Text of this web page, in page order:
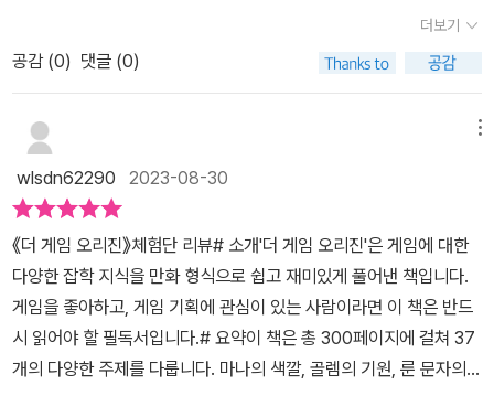
부 내용이 눈에 띔2. 회차를 그냥 죽 이어서 내놓다보니 직업-몬스
터-재료-직업-몬스터 등으로 주제가 일정치 않게 묶인 편집오랜만에
웹소설 웹툰, 웹코믹 등이 아닌 손에 들고 본 책이었습니다. 수술 후
즐겁게 읽을 기회를 주신 관계자 분들께 감사합니다총평: ☆※해당 서
더보기
공감 (0) 댓글 (0)
wlsdn62290 2023-08-30
《더 게임 오리진》체험단 리뷰# 소개'더 게임 오리진'은 게임에 대한
다양한 잡학 지식을 만화 형식으로 쉽고 재미있게 풀어낸 책입니다.
게임을 좋아하고, 게임 기획에 관심이 있는 사람이라면 이 책은 반드
시 읽어야 할 필독서입니다.# 요약이 책은 총 300페이지에 걸쳐 37
개의 다양한 주제를 다룹니다. 마나의 색깔, 골렘의 기원, 룬 문자의